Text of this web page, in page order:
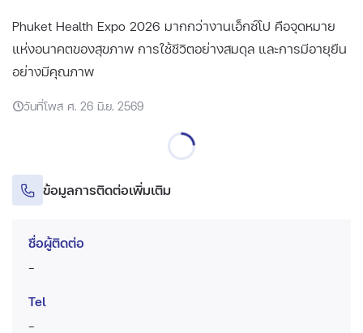
Phuket Health Expo 2026 มากกว่างานเอ็กซ์โป คือจุดหมาย
แห่งอนาคตของสุขภาพ การใช้ชีวิตอย่างสมดุล และการมีอายุยืน
อย่างมีคุณภาพ
วันที่โพส ศ. 26 มิ.ย. 2569
ข้อมูลการติดต่อเพิ่มเติม
ชื่อผู้ติดต่อ
-
Tel
-